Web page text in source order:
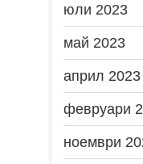
юли 2023
май 2023
април 2023
февруари
ноември